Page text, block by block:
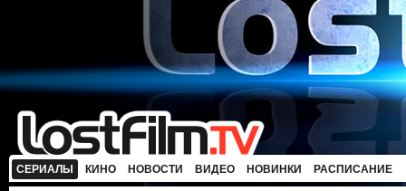
СЕРИАЛЫ КИНО НОВОСТИ ВИДЕО НОВИНКИ РАСПИСАНИЕ